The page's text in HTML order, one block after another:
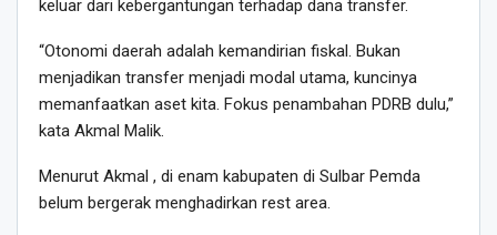
keluar dari kebergantungan terhadap dana transfer.
“Otonomi daerah adalah kemandirian fiskal. Bukan
menjadikan transfer menjadi modal utama, kuncinya
memanfaatkan aset kita. Fokus penambahan PDRB dulu,”
kata Akmal Malik.
Menurut Akmal , di enam kabupaten di Sulbar Pemda
belum bergerak menghadirkan rest area.